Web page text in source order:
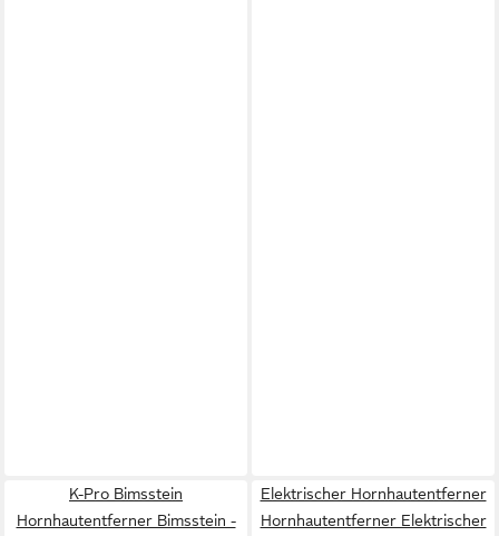
K-Pro Bimsstein
Hornhautentferner Bimsstein -
Elektrischer Hornhautentferner
Hornhautentferner Elektrischer